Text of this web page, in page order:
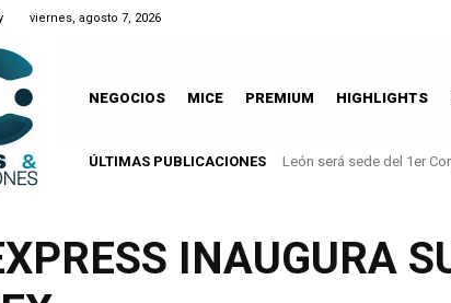
viernes, agosto 7, 2026
NEGOCIOS MICE PREMIUM HIGHLIGHTS
ÚLTIMAS PUBLICACIONES León será sede del 1er
INAUGURA